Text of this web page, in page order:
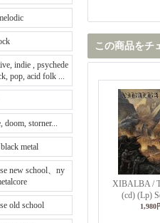
indie , psychede
pop, acid folk ...
doom, storner...
metal
new school、ny
old school
この商品をチ
XIBALBA /
(cd) (Lp)
1,980